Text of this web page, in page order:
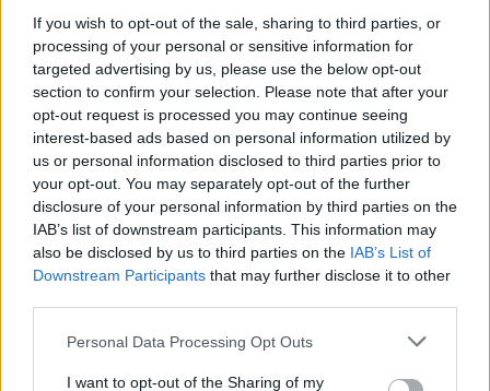
If you wish to opt-out of the sale, sharing to third parties, or
processing of your personal or sensitive information for
targeted advertising by us, please use the below opt-out
section to confirm your selection. Please note that after your
opt-out request is processed you may continue seeing
interest-based ads based on personal information utilized by
us or personal information disclosed to third parties prior to
your opt-out. You may separately opt-out of the further
disclosure of your personal information by third parties on the
IAB’s list of downstream participants. This information may
also be disclosed by us to third parties on the IAB’s List of
Downstream Participants that may further disclose it to other
Please note that this website/app uses one or more Google
not limited to your visit or usage behaviour. You may click to
Personal Data Processing Opt Outs
I want to opt-out of the Sharing of my
Αντίστοιχα, όπως αναφέρει ο μετεωρολόγοςΣάκης
Αρναούτογλουσε ανάρτησή του στο Facebook
στο τέλος της προηγούμενης εβδομάδας
διαδοχικές κατεβασιές ψυχρών αερίων μαζών από